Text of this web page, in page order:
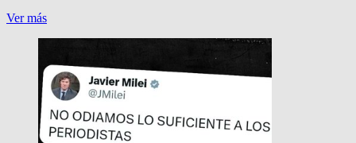
Ver másDE
PERLA,
EL
AMOR
VENCIO
AL